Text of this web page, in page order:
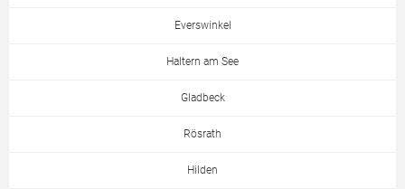
Everswinkel
Haltern am See
Gladbeck
Rösrath
Hilden